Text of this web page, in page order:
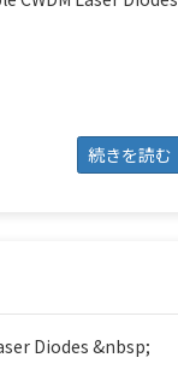
続きを読む
Diodes &nbsp;